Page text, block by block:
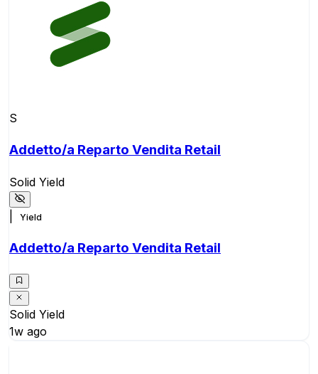
S
Addetto/a Reparto Vendita Retail
Solid Yield
Yield
Addetto/a Reparto Vendita Retail
Solid Yield
1w ago